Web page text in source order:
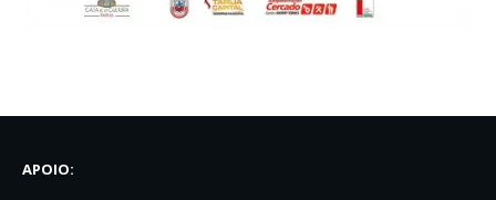
APOIO: